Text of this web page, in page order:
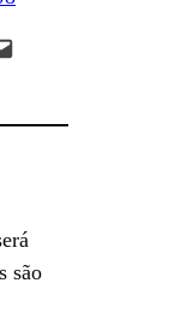
Page
são